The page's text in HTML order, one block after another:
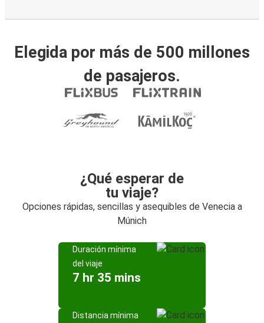
Elegida por más de 500 millones
de pasajeros.
¿Qué esperar de
tu viaje?
Opciones rápidas, sencillas y asequibles de Venecia a
Múnich
Duración mínima
del viaje
7 hr 35 mins
Distancia mínima